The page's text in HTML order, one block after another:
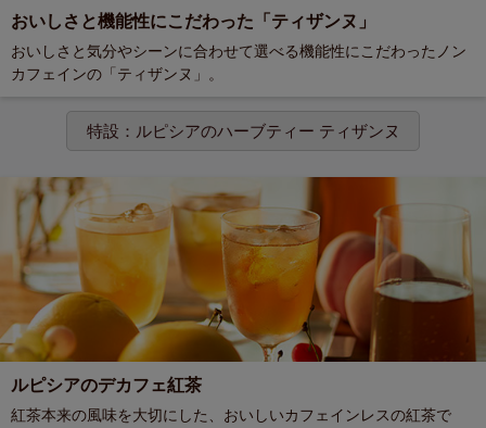
おいしさと機能性にこだわった「ティザンヌ」
おいしさと気分やシーンに合わせて選べる機能性にこだわったノン
カフェインの「ティザンヌ」。
特設：ルピシアのハーブティー ティザンヌ
ルピシアのデカフェ紅茶
紅茶本来の風味を大切にした、おいしいカフェインレスの紅茶で